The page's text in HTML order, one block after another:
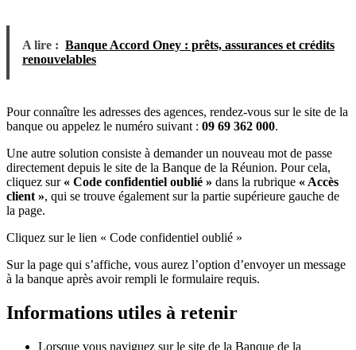
A lire : Banque Accord Oney : prêts, assurances et crédits
renouvelables
Pour connaître les adresses des agences, rendez-vous sur le site de la
banque ou appelez le numéro suivant : 09 69 362 000.
Une autre solution consiste à demander un nouveau mot de passe
directement depuis le site de la Banque de la Réunion. Pour cela,
cliquez sur « Code confidentiel oublié » dans la rubrique « Accès
client », qui se trouve également sur la partie supérieure gauche de
la page.
Cliquez sur le lien « Code confidentiel oublié »
Sur la page qui s’affiche, vous aurez l’option d’envoyer un message
à la banque après avoir rempli le formulaire requis.
Informations utiles à retenir
Lorsque vous naviguez sur le site de la Banque de la